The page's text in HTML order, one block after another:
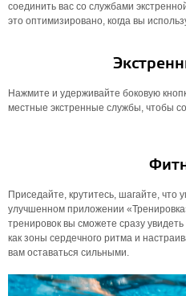
соединить вас со службами
это оптимизировано, когда вы
Нажмите и удерживайте боковую
местные экстренные службы, чтобы
Приседайте, крутитесь, шагайте, что
улучшенном приложении
тренировок вы сможете сразу
как зоны сердечного ритма и
вам оставаться сильными.